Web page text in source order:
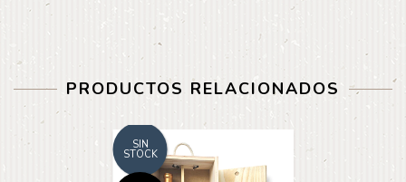
PRODUCTOS RELACIONADOS
SIN
STOCK